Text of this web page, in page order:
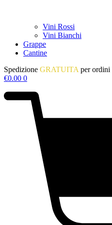
Vini Rossi
Vini Bianchi
Grappe
Cantine
Spedizione GRATUITA per ordini
€0.00 0